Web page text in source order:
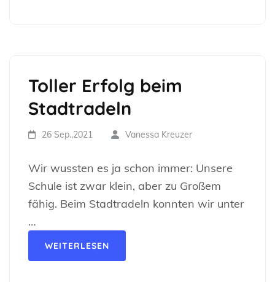
Toller Erfolg beim
Stadtradeln
26 Sep.,2021 Vanessa Kreuzer
Wir wussten es ja schon immer: Unsere
Schule ist zwar klein, aber zu Großem
fähig. Beim Stadtradeln konnten wir unter
…
WEITERLESEN